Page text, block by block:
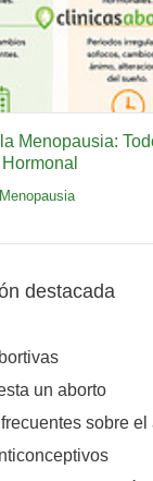
Menopausia:
Menopausia
destacada
un aborto
sobre el